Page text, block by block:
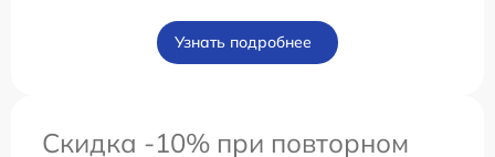
Узнать подробнее
Скидка -10% при повторном